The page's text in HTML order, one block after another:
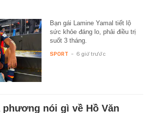
Bạn gái Lamine Yamal tiết lộ
sức khỏe đáng lo, phải điều trị
suốt 3 tháng.
SPORT - 6 giờ trước
phương nói gì về Hồ Văn